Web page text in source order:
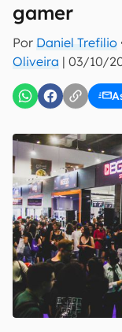
gamer
Por Daniel Trefilio
Oliveira | 03/10/
Confirmo que
Uso e Política